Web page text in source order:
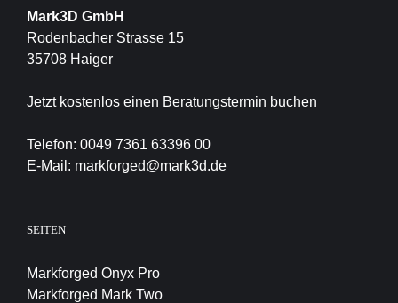
Mark3D GmbH
Rodenbacher Strasse 15
35708 Haiger
Jetzt kostenlos einen Beratungstermin buchen
Telefon: 0049 7361 63396 00
E-Mail: markforged@mark3d.de
SEITEN
Markforged Onyx Pro
Markforged Mark Two